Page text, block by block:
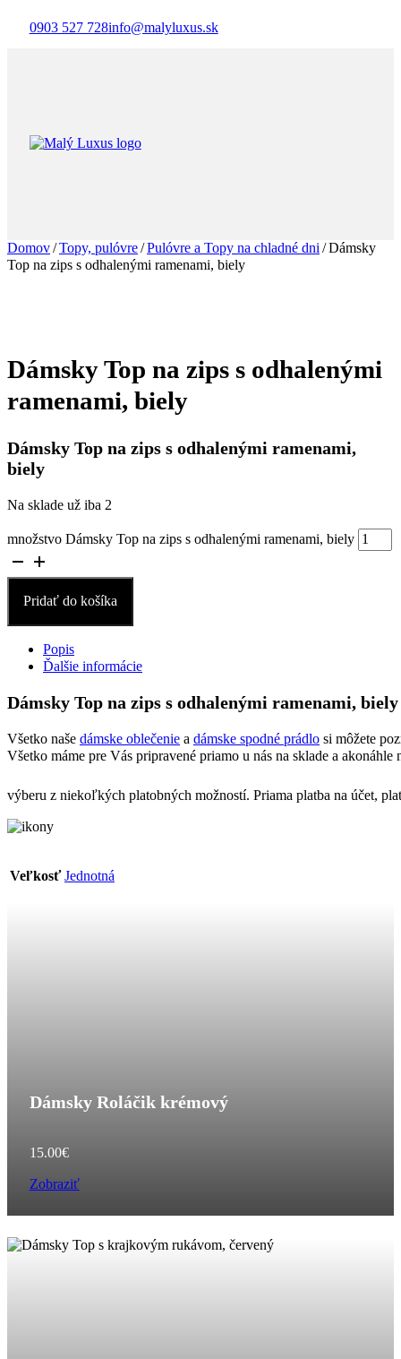
0903 527 728info@malyluxus.sk
Domov/Topy, pulóvre/Pulóvre a Topy na chladné dni/Dámsky
Top na zips s odhalenými ramenami, biely
Dámsky Top na zips s odhalenými
ramenami, biely
Dámsky Top na zips s odhalenými ramenami,
biely
Na sklade už iba 2
množstvo Dámsky Top na zips s odhalenými ramenami, biely
Pridať do košíka
Popis
Ďalšie informácie
Dámsky Top na zips s odhalenými ramenami, biely
Všetko naše dámske oblečenie a dámske spodné prádlo si môžete
Všetko máme pre Vás pripravené priamo u nás na sklade a
výberu z niekoľkých platobných možností. Priama platba na účet,
Veľkosť Jednotná
Dámsky Roláčik krémový
15.00€
Zobraziť